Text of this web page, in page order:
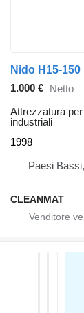
Nido H15-150
1.000 € Netto
Attrezzatura
industriali
1998
Paesi
CLEANMAT